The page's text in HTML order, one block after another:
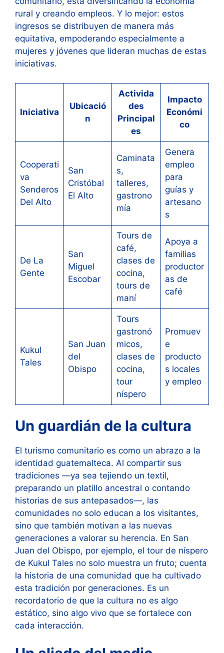
rural y creando empleos. Y lo mejor: estos
ingresos se distribuyen de manera más
equitativa, empoderando especialmente a
mujeres y jóvenes que lideran muchas de estas
iniciativas.
Iniciativa
Ubicació
n
Activida
des
Principal
es
Impacto
Económi
co
Cooperati
va
Senderos
Del Alto
San
Cristóbal
El Alto
Caminata
s,
talleres,
gastrono
mía
Genera
empleo
para
guías y
artesano
s
De La
Gente
San
Miguel
Escobar
Tours de
café,
clases de
cocina,
tours de
maní
Apoya a
familias
productor
as de
café
Kukul
Tales
San Juan
del
Obispo
Tours
gastronó
micos,
clases de
cocina,
tour
níspero
Promuev
e
producto
s locales
y empleo
Un guardián de la cultura
El turismo comunitario es como un abrazo a la
identidad guatemalteca. Al compartir sus
tradiciones —ya sea tejiendo un textil,
preparando un platillo ancestral o contando
historias de sus antepasados—, las
comunidades no solo educan a los visitantes,
sino que también motivan a las nuevas
generaciones a valorar su herencia. En San
Juan del Obispo, por ejemplo, el tour de níspero
de Kukul Tales no solo muestra un fruto; cuenta
la historia de una comunidad que ha cultivado
esta tradición por generaciones. Es un
recordatorio de que la cultura no es algo
estático, sino algo vivo que se fortalece con
cada interacción.